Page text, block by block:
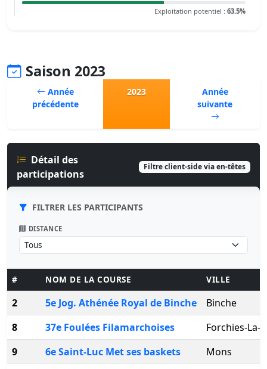
Exploitation potentiel : 63.5%
Saison 2023
Année
précédente
2023
Année
suivante
Détail des
participations
Filtre client-side via en-têtes
FILTRER LES PARTICIPANTS
DISTANCE
# NOM DE LA COURSE VILLE
2 5e Jog. Athénée Royal de Binche
Binche
8
37e Foulées Filamarchoises
Forchies-La-
9
6e Saint-Luc Met ses baskets
Mons